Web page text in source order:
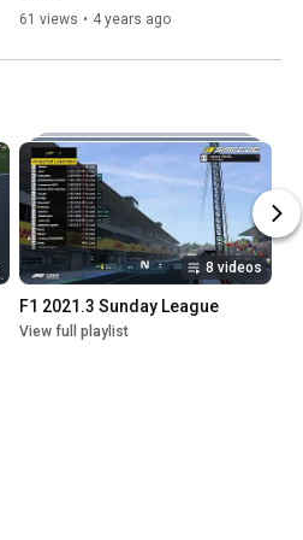
Uhr
61 views • 4 years ago
8 videos
F1 2021.3 Sunday League
View full playlist